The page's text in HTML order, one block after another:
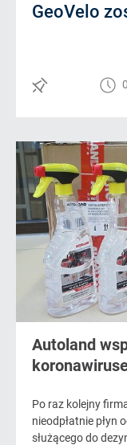
GeoVelo
Autoland
Po raz kolejny
nieodpłatnie płyn
służącego do